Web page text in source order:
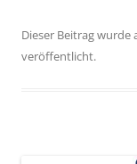
Dieser Beitrag wurde
veröffentlicht.